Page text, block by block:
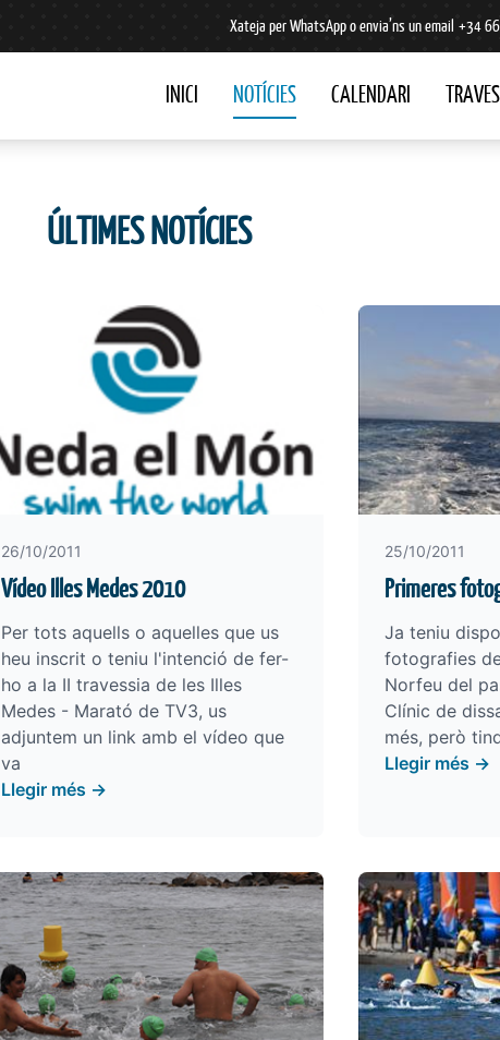
Xateja per WhatsApp o envia’ns un email +34
INICI NOTÍCIES CALENDARI
ÚLTIMES NOTÍCIES
26/10/2011
Vídeo Illes Medes 2010
Per tots aquells o aquelles que us
heu inscrit o teniu l'intenció de fer-
ho a la II travessia de les Illes
Medes - Marató de TV3, us
adjuntem un link amb el vídeo que
va
Llegir més →
25/10/2011
Primeres
Ja teniu
fotografies
Norfeu del
Clínic de
més, però
Llegir més →